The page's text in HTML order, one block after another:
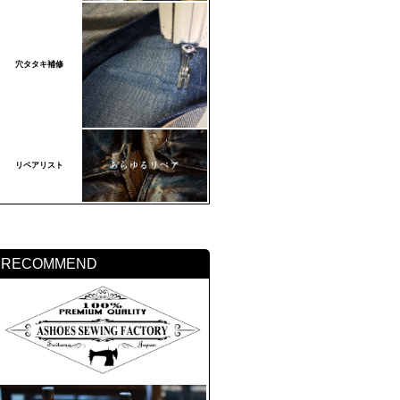
穴タタキ補修
リペアリスト
RECOMMEND